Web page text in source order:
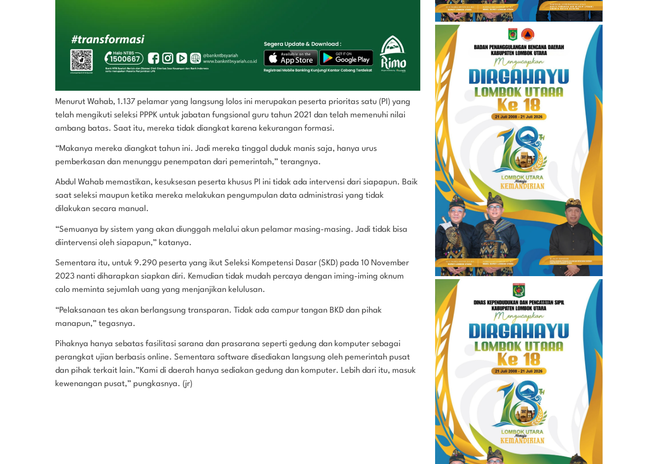
Menurut Wahab, 1.137 pelamar yang langsung lolos ini merupakan peserta prioritas satu (PI) yang
telah mengikuti seleksi PPPK untuk jabatan fungsional guru tahun 2021 dan telah memenuhi nilai
ambang batas. Saat itu, mereka tidak diangkat karena kekurangan formasi.
“Makanya mereka diangkat tahun ini. Jadi mereka tinggal duduk manis saja, hanya urus
pemberkasan dan menunggu penempatan dari pemerintah,” terangnya.
Abdul Wahab memastikan, kesuksesan peserta khusus PI ini tidak ada intervensi dari siapapun. Baik
saat seleksi maupun ketika mereka melakukan pengumpulan data administrasi yang tidak
dilakukan secara manual.
“Semuanya by sistem yang akan diunggah melalui akun pelamar masing-masing. Jadi tidak bisa
diintervensi oleh siapapun,” katanya.
Sementara itu, untuk 9.290 peserta yang ikut Seleksi Kompetensi Dasar (SKD) pada 10 November
2023 nanti diharapkan siapkan diri. Kemudian tidak mudah percaya dengan iming-iming oknum
calo meminta sejumlah uang yang menjanjikan kelulusan.
“Pelaksanaan tes akan berlangsung transparan. Tidak ada campur tangan BKD dan pihak
manapun,” tegasnya.
Pihaknya hanya sebatas fasilitasi sarana dan prasarana seperti gedung dan komputer sebagai
perangkat ujian berbasis online. Sementara software disediakan langsung oleh pemerintah pusat
dan pihak terkait lain.”Kami di daerah hanya sediakan gedung dan komputer. Lebih dari itu, masuk
kewenangan pusat,” pungkasnya. (jr)